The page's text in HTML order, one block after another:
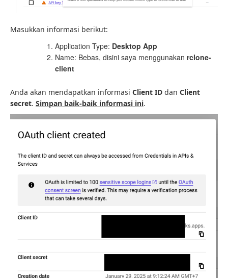
Masukkan informasi berikut:
Application Type: Desktop App
Name: Bebas, disini saya menggunakan rclone-
client
Anda akan mendapatkan informasi Client ID dan Client
secret. Simpan baik-baik informasi ini.